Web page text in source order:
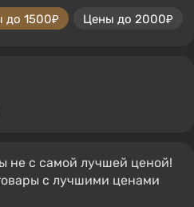
до 1500₽ Цены до 2000₽
не с самой лучшей ценой!
с лучшими ценами